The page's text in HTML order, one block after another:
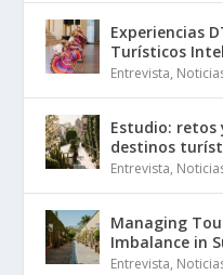
Experiencias
Turísticos
Entrevista,
Estudio: retos
destinos
Entrevista,
Managing
Imbalance in
Entrevista,